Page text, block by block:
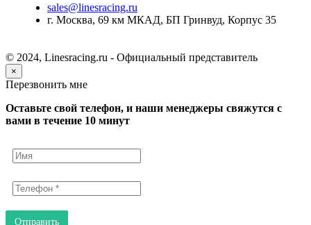
sales@linesracing.ru
г. Москва, 69 км МКАД, БП Гринвуд, Корпус 35
© 2024, Linesracing.ru - Официальный представитель
×
Перезвонить мне
Оставьте свой телефон, и наши менеджеры свяжутся с
вами в течение 10 минут
Отправить